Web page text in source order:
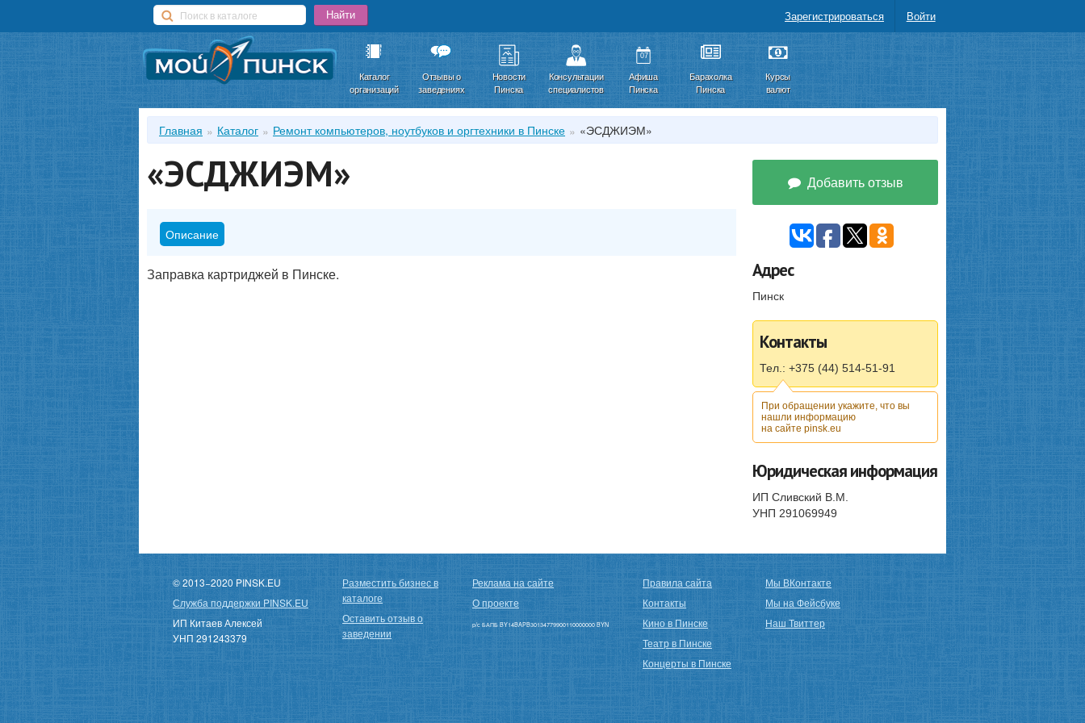
Зарегистрироваться Войти
Каталог
организаций
Отзывы о
заведениях
Новости
Пинска
Консультации
специалистов
07
Афиша
Пинска
Барахолка
Пинска
Курсы
валют
Главная Каталог Ремонт компьютеров, ноутбуков и оргтехники в Пинске «ЭСДЖИЭМ»
«ЭСДЖИЭМ»
Описание
Заправка картриджей в Пинске.
Добавить отзыв
Адрес
Пинск
Контакты
Тел.: +375 (44) 514-51-91
При обращении укажите, что вы
нашли информацию
на сайте pinsk.eu
Юридическая информация
ИП Сливский В.М.
УНП ‎291069949
© 2013−2020 PINSK.EU
Служба поддержки PINSK.EU
ИП Китаев Алексей
УНП 291243379
Разместить бизнес в
каталоге
Оставить отзыв о
заведении
Реклама на сайте
О проекте
р/с БАПБ BY14BAPB30134779900110000000 BYN
Правила сайта
Контакты
Кино в Пинске
Театр в Пинске
Концерты в Пинске
Мы ВКонтакте
Мы на Фейсбуке
Наш Твиттер